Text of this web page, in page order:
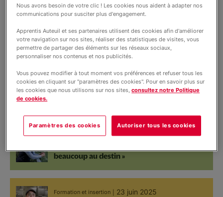
Nous soutenir
Vous accompagner
Témoignages
Vie de la fondation
Partenariats
International
Petite enfance
Formation et insertion 01 juillet 2025
Le vélo pour se remettre en selle
Education et scolarité 27 juin 2025
Une journée avec Batiste, 14 ans, au collège
Témoignages 25 juin 2025
beaucoup au destin »
Formation et insertion 23 juin 2025
Nous avons besoin de votre clic ! Les cookies nous aident à adapter nos
communications pour susciter plus d'engagement.
Apprentis Auteuil et ses partenaires utilisent des cookies afin d'améliorer
votre navigation sur nos sites, réaliser des statistiques de visites, vous
permettre de partager des éléments sur les réseaux sociaux,
personnaliser nos contenus et nos publicités.
Vous pouvez modifier à tout moment vos préférences et refuser tous les
cookies en cliquant sur "paramètres des cookies". Pour en savoir plus sur
les cookies que nous utilisons sur nos sites,consultez notre Politique
de cookies.
Paramètres des cookies Autoriser tous les cookies